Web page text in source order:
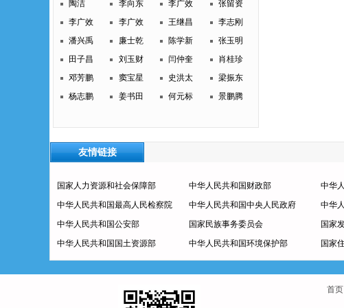
陶洁 李向东 李广效
张留资
李广效
李广效 王继昌
李志刚
潘兴禹
廉士乾 陈学新
张玉明
田子昌
刘玉财 闫仲奎
肖桂珍
邓芳鹏
窦宝星 史洪太
梁振东
杨志鹏
姜书田 何元标 景鹏腾
友情链接
国家人力资源和社会保障部 中华人民共和国财政部 中华
中华人民共和国最高人民检察院
中华人民共和国中央人民政府 中华
中华人民共和国公安部
国家民族事务委员会 国家
中华人民共和国国土资源部
中华人民共和国环境保护部 国家
首页